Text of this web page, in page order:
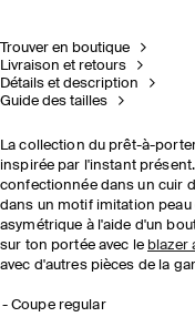
Trouver en boutique
Livraison et retours
Détails et description
Guide des tailles
La collection du prêt-à-
inspirée par l'instant
confectionnée dans un cuir
dans un motif imitation
asymétrique à l'aide d'un
sur ton portée avec le blazer
avec d'autres pièces de la
Coupe regular